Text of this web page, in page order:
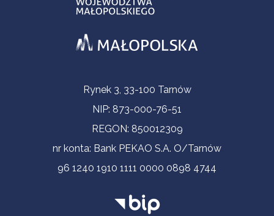
Informacje kontaktoweRynek 3, 33-100 Tarnów
NIP: 873-000-76-51
REGON: 850012309
nr konta: Bank PEKAO S.A. O/Tarnów
96 1240 1910 1111 0000 0898 4744